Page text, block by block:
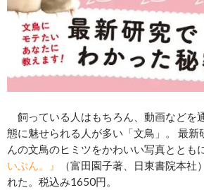
飼っている人はもちろん、動画などを
態に魅せられる人が多い「文鳥」。 最新
んの文鳥のヒミツをかわいい写真ととも
いぶん。』
（富田園子著、日東書院本社
れた。税込み1650円。